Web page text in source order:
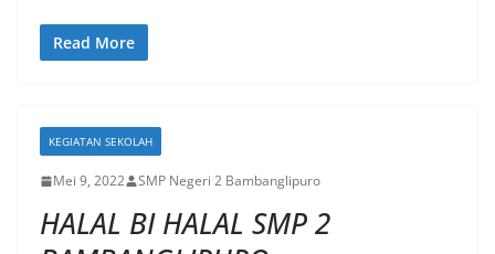
Read More
KEGIATAN SEKOLAH
Mei 9, 2022 SMP Negeri 2 Bambanglipuro
HALAL BI HALAL SMP 2